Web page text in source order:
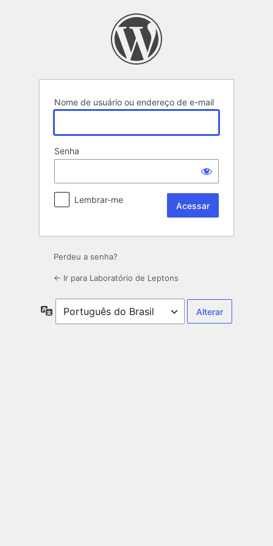
Nome de usuário ou endereço de e-mail
Senha
Lembrar-me
Perdeu a senha?
← Ir para Laboratório de Leptons
Idioma